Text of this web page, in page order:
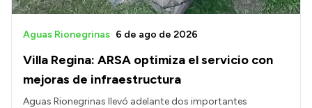
Villa Regina: ARSA optimiza el servicio con
mejoras de infraestructura
Aguas Rionegrinas 6 de ago de 2026
Aguas Rionegrinas llevó adelante dos importantes